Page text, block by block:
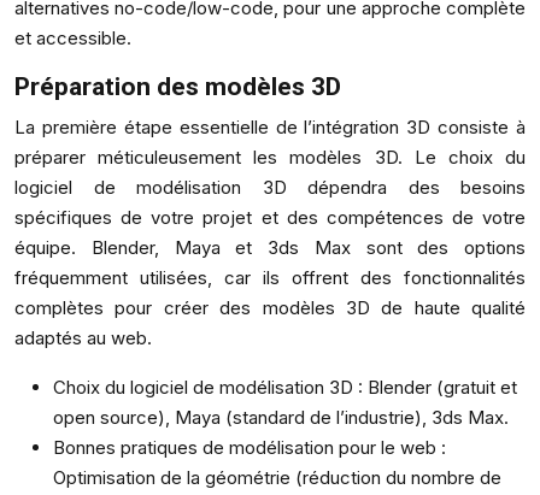
alternatives no-code/low-code, pour une approche complète
et accessible.
Préparation des modèles 3D
La première étape essentielle de l’intégration 3D consiste à
préparer méticuleusement les modèles 3D. Le choix du
logiciel de modélisation 3D dépendra des besoins
spécifiques de votre projet et des compétences de votre
équipe. Blender, Maya et 3ds Max sont des options
fréquemment utilisées, car ils offrent des fonctionnalités
complètes pour créer des modèles 3D de haute qualité
adaptés au web.
Choix du logiciel de modélisation 3D : Blender (gratuit et
open source), Maya (standard de l’industrie), 3ds Max.
Bonnes pratiques de modélisation pour le web :
Optimisation de la géométrie (réduction du nombre de